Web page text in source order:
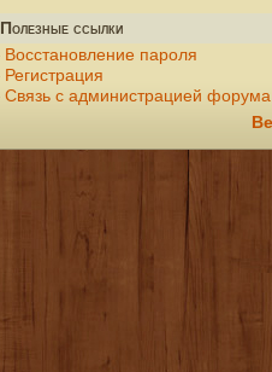
Полезные ссылки
Восстановление пароля
Регистрация
Связь с администрацией форума